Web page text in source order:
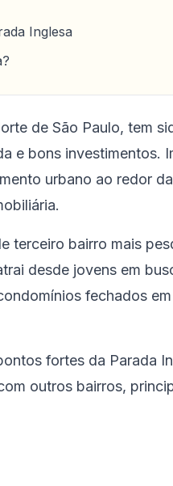
Inglesa
de São Paulo, tem
e bons investimentos.
urbano ao redor
terceiro bairro mais
desde jovens em
fechados
fortes da Parada
outros bairros,